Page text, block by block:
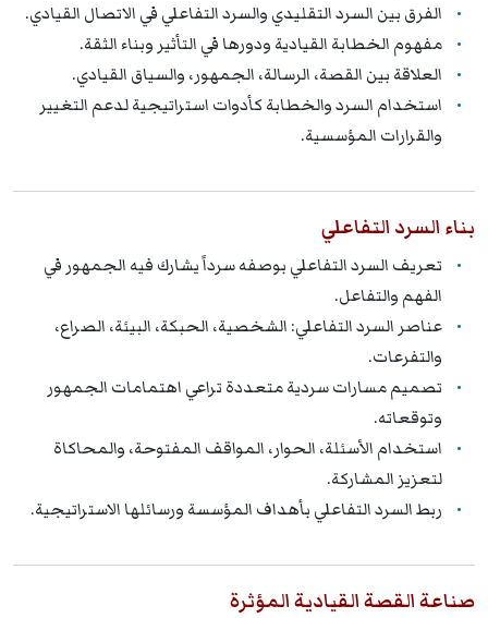
الفرق بين السرد التقليدي والسرد التفاعلي في الاتصال القيادي.
مفهوم الخطابة القيادية ودورها في التأثير وبناء الثقة.
العلاقة بين القصة، الرسالة، الجمهور، والسياق القيادي.
استخدام السرد والخطابة كأدوات استراتيجية لدعم التغيير
والقرارات المؤسسية.
بناء السرد التفاعلي
تعريف السرد التفاعلي بوصفه سرداً يشارك فيه الجمهور في
الفهم والتفاعل.
عناصر السرد التفاعلي: الشخصية، الحبكة، البيئة، الصراع،
والتفرعات.
تصميم مسارات سردية متعددة تراعي اهتمامات الجمهور
وتوقعاته.
استخدام الأسئلة، الحوار، المواقف المفتوحة، والمحاكاة
لتعزيز المشاركة.
ربط السرد التفاعلي بأهداف المؤسسة ورسائلها الاستراتيجية.
صناعة القصة القيادية المؤثرة